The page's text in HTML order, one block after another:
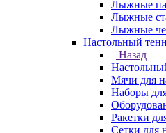
Лыжные
Лыжные
Лыжные
Настольный
Назад
Мячи для
Наборы
Ракетки
Сетки для